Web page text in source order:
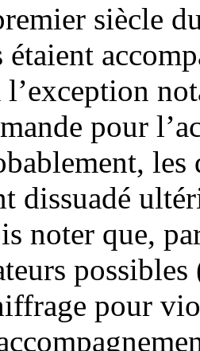
siècle
étaient
pour
dissuadé
noter que,
pour